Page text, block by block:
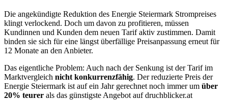
Die angekündigte Reduktion des Energie Steiermark Strompreises
klingt verlockend. Doch um davon zu profitieren, müssen
Kundinnen und Kunden dem neuen Tarif aktiv zustimmen. Damit
binden sie sich für eine längst überfällige Preisanpassung erneut für
12 Monate an den Anbieter.
Das eigentliche Problem: Auch nach der Senkung ist der Tarif im
Marktvergleich nicht konkurrenzfähig. Der reduzierte Preis der
Energie Steiermark ist auf ein Jahr gerechnet noch immer um über
20% teurer als das günstigste Angebot auf druchblicker.at